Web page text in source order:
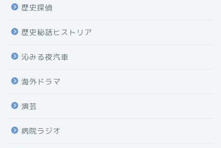
歴史探偵
歴史秘話ヒストリア
沁みる夜汽車
海外ドラマ
演芸
病院ラジオ